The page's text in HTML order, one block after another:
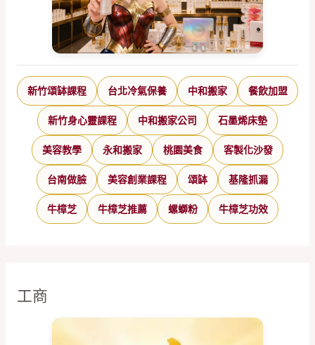
新竹頌缽課程 台北冷氣保養 中和搬家 餐飲加盟
新竹身心靈課程 中和搬家公司 石墨烯床墊
美容教學 永和搬家 桃園美食 客製化沙發
台南做臉 美容創業課程 頌缽 基隆抓漏
牛樟芝 牛樟芝推薦 螺螄粉 牛樟芝功效
工商